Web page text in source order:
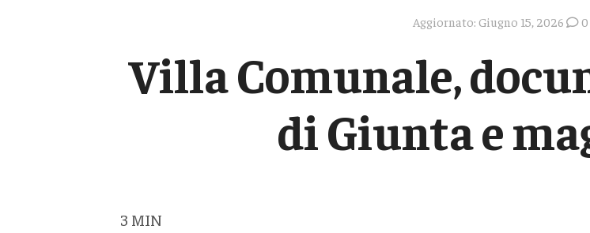
Aggiornato: Giugno 15, 2026 0
Villa Comunale,
di Giunta e
3 MIN